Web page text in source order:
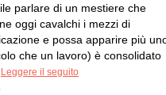
parlare di un mestiere che
oggi cavalchi i mezzi di
e possa apparire più
che un lavoro) è consolidato
Leggere il seguito